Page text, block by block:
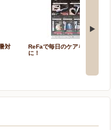
対
ReFaで毎日のケアをもっと上質
に！